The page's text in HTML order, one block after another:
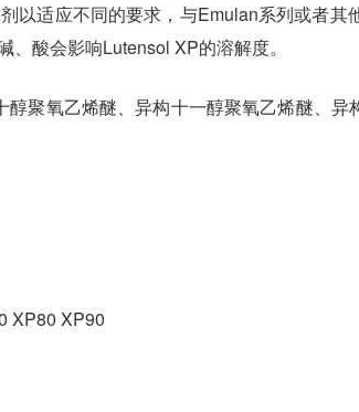
以适应不同的要求，与Emulan系列或者
酸会影响Lutensol XP的溶解度。
聚氧乙烯醚、异构十一醇聚氧乙烯醚、
XP80 XP90